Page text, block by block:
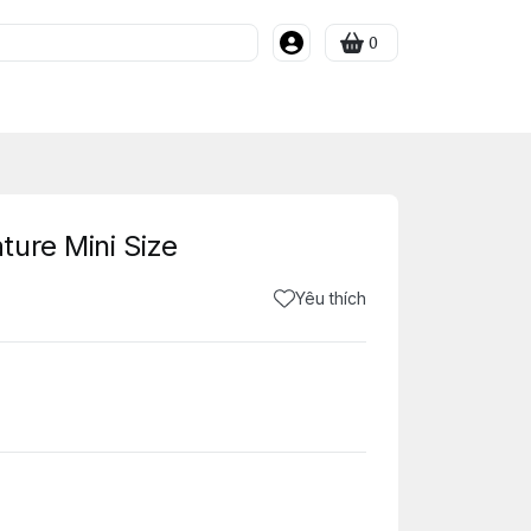
0
Mini Size
Yêu thích